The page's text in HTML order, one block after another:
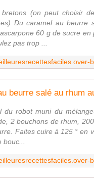
bretons (on peut choisir
Du caramel au beurre
60 g de sucre en
pas trop ...
du robot muni du
2 bouchons de rhum,
Faites cuire à 125 ° en